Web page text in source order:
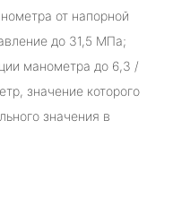
от напорной
до 31,5 МПа;
манометра до 6,3 /
значение которого
значения в